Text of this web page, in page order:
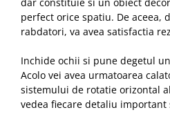
perfect orice spatiu. De aceea,
rabdatori, va avea satisfactia
Inchide ochii si pune degetul
Acolo vei avea urmatoarea
sistemului de rotatie orizontal
vedea fiecare detaliu important